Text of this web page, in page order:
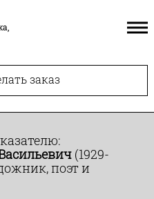
заказ
(1929-
поэт и